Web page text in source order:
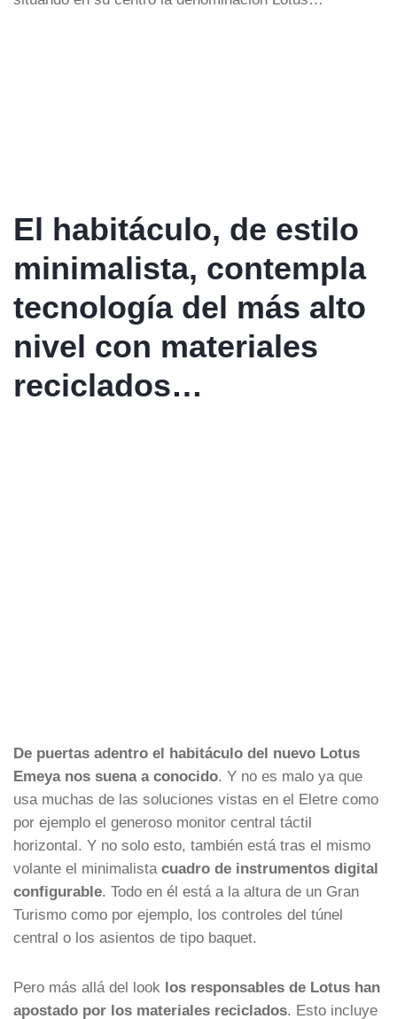
El habitáculo, de estilo
minimalista, contempla
tecnología del más alto
nivel con materiales
reciclados…
De puertas adentro el habitáculo del nuevo Lotus
Emeya nos suena a conocido. Y no es malo ya que
usa muchas de las soluciones vistas en el Eletre como
por ejemplo el generoso monitor central táctil
horizontal. Y no solo esto, también está tras el mismo
volante el minimalista cuadro de instrumentos digital
configurable. Todo en él está a la altura de un Gran
Turismo como por ejemplo, los controles del túnel
central o los asientos de tipo baquet.
Pero más allá del look los responsables de Lotus han
apostado por los materiales reciclados. Esto incluye